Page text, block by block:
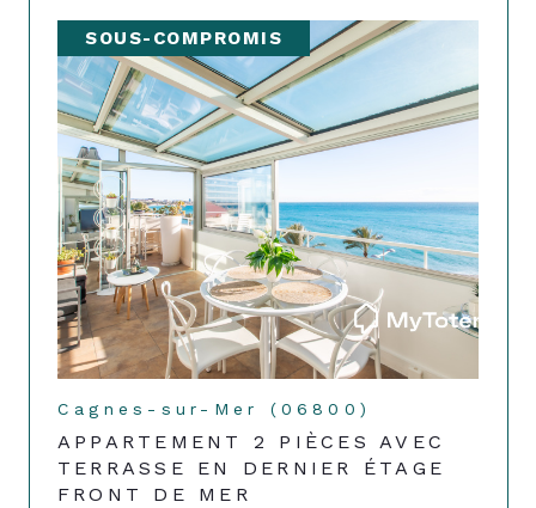
SOUS-COMPROMIS
Cagnes-sur-Mer (06800)
APPARTEMENT 2 PIÈCES AVEC
TERRASSE EN DERNIER ÉTAGE
FRONT DE MER